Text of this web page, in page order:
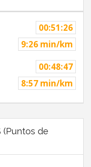
00:51:26
9:26 min/km
00:48:47
8:57 min/km
(Puntos de